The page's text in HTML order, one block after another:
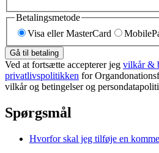
Betalingsmetode
Visa eller MasterCard
Gå til betaling
Ved at fortsætte accepterer jeg vilkår &
privatlivspolitikken for
vilkår og betingelser og
Spørgsmål
Hvorfor skal jeg tilføje en